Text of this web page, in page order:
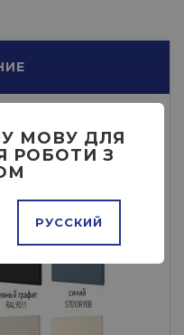
МОВУ ДЛЯ
РОБОТИ З
РУССКИЙ